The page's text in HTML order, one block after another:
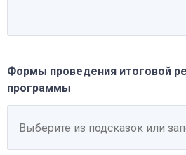
Формы проведения итоговой
программы